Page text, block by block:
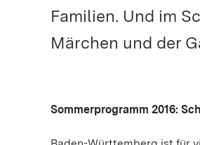
Familien. Und im
Märchen und der
Sommerprogramm 2016: